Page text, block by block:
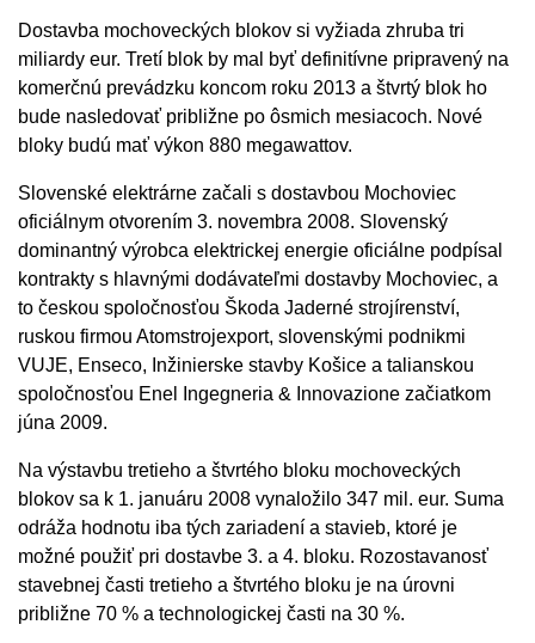
Dostavba mochoveckých blokov si vyžiada zhruba tri
miliardy eur. Tretí blok by mal byť definitívne pripravený na
komerčnú prevádzku koncom roku 2013 a štvrtý blok ho
bude nasledovať približne po ôsmich mesiacoch. Nové
bloky budú mať výkon 880 megawattov.
Slovenské elektrárne začali s dostavbou Mochoviec
oficiálnym otvorením 3. novembra 2008. Slovenský
dominantný výrobca elektrickej energie oficiálne podpísal
kontrakty s hlavnými dodávateľmi dostavby Mochoviec, a
to českou spoločnosťou Škoda Jaderné strojírenství,
ruskou firmou Atomstrojexport, slovenskými podnikmi
VUJE, Enseco, Inžinierske stavby Košice a talianskou
spoločnosťou Enel Ingegneria & Innovazione začiatkom
júna 2009.
Na výstavbu tretieho a štvrtého bloku mochoveckých
blokov sa k 1. januáru 2008 vynaložilo 347 mil. eur. Suma
odráža hodnotu iba tých zariadení a stavieb, ktoré je
možné použiť pri dostavbe 3. a 4. bloku. Rozostavanosť
stavebnej časti tretieho a štvrtého bloku je na úrovni
približne 70 % a technologickej časti na 30 %.